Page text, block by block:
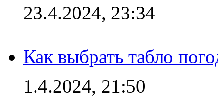
23.4.2024, 23:34
Как выбрать табло
1.4.2024, 21:50